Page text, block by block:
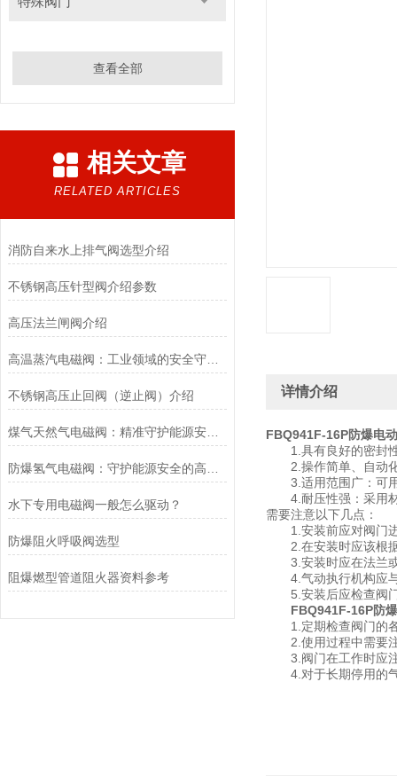
查看全部
相关文章
RELATED ARTICLES
消防自来水上排气阀选型介绍
不锈钢高压针型阀介绍参数
高压法兰闸阀介绍
不锈钢高压止回阀（逆止阀）介绍
煤气天然气电磁阀：精准守护能源安全的“调控卫士”
水下专用电磁阀一般怎么驱动？
防爆阻火呼吸阀选型
阻爆燃型管道阻火器资料参考
详情介绍
FBQ941F-16P防爆电
1.具有良好的密封性
2.操作简单、自动化
3.适用范围广：可用
4.耐压性强：采用材
需要注意以下几点：
1.安装前应对阀门进
2.在安装时应该根据
3.安装时应在法兰或
4.气动执行机构应与
5.安装后应检查阀门
FBQ941F-16P防
1.定期检查阀门的各
2.使用过程中需要注
3.阀门在工作时应注
4.对于长期停用的气